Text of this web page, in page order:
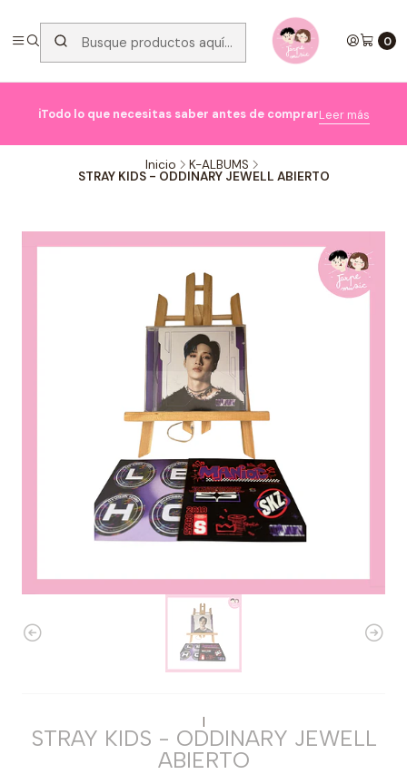
0
ℹ️Todo lo que necesitas saber antes de comprarLeer más
Inicio K-ALBUMS
STRAY KIDS - ODDINARY JEWELL ABIERTO
|
STRAY KIDS - ODDINARY JEWELL
ABIERTO